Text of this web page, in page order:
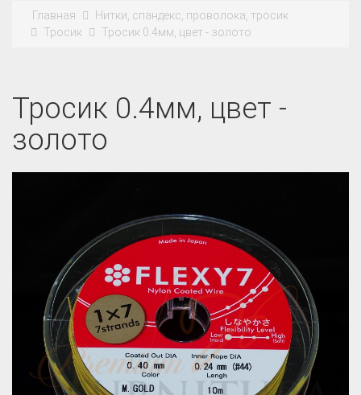
Главная
Нитки, спандекс, проволока, тросик
Тросик
Тросик 0.4мм, цвет - золото
Тросик 0.4мм, цвет -
золото